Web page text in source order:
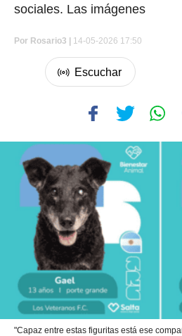
sociales. Las imágenes
Por Rosario3 | 14-05-2026 17:50
"Capaz entre estas figuritas está ese